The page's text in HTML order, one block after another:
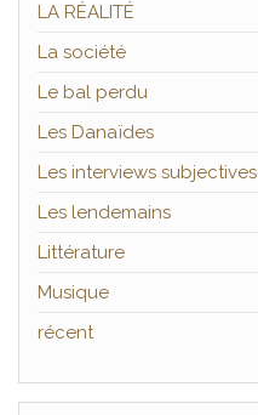
LA RÉALITÉ
La société
Le bal perdu
Les Danaïdes
Les interviews subjectives
Les lendemains
Littérature
Musique
récent